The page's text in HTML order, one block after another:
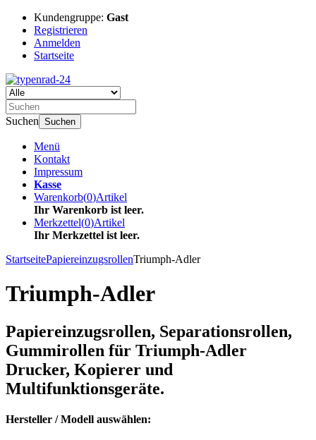
Kundengruppe: Gast
Registrieren
Anmelden
Startseite
Suchen Suchen
Menü
Kontakt
Impressum
Kasse
Warenkorb(0)Artikel
Ihr Warenkorb ist leer.
Merkzettel(0)Artikel
Ihr Merkzettel ist leer.
StartseitePapiereinzugsrollenTriumph-Adler
Triumph-Adler
Papiereinzugsrollen, Separationsrollen,
Gummirollen für Triumph-Adler
Drucker, Kopierer und
Multifunktionsgeräte.
Hersteller / Modell auswählen: